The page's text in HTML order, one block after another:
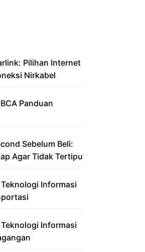
Pilihan Internet
Nirkabel
Panduan
Sebelum Beli:
Agar Tidak Tertipu
Informasi
Informasi